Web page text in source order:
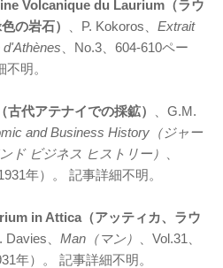
Volcanique du Laurium（ラウ
の岩石）
、P. Kokoros、 Extrait
、No.3、604-610ペー
明。
代アテナイでの採鉱）
、G.M.
and Business History（ジャー
ド ビジネス ヒストリー）
年）。 記事詳細不明。
in Attica（アッティカ、ラウ
Davies、 Man（マン）
、Vol.31、
年）。 記事詳細不明。